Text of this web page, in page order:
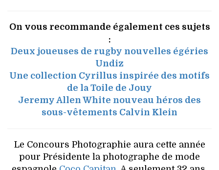
On vous recommande également ces sujets
:
Deux joueuses de rugby nouvelles égéries
Undiz
Une collection Cyrillus inspirée des motifs
de la Toile de Jouy
Jeremy Allen White nouveau héros des
sous-vêtements Calvin Klein
Le Concours Photographie aura cette année
pour Présidente la photographe de mode